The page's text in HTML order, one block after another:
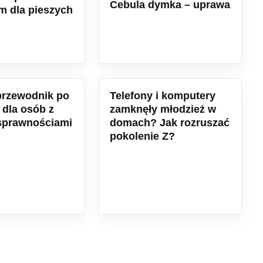
dla pieszych
Cebula dymka – uprawa
po
osób z
Telefony i komputery
zamknęły młodzież w
domach? Jak rozruszać
pokolenie Z?